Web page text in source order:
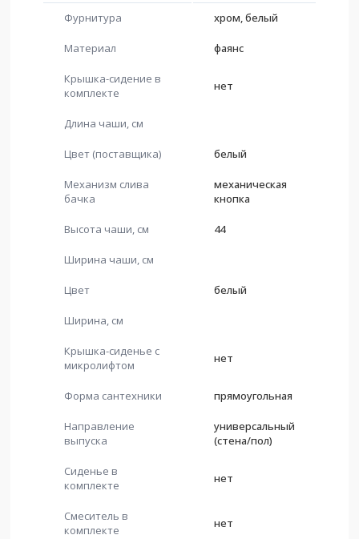
Фурнитура хром, белый
Материал фаянс
Крышка-сидение в
комплекте
нет
Длина чаши, см
Цвет (поставщика) белый
Механизм слива
бачка
механическая
кнопка
Высота чаши, см 44
Ширина чаши, см
Цвет белый
Ширина, см
Крышка-сиденье с
микролифтом
нет
Форма сантехники прямоугольная
Направление
выпуска
универсальный
(стена/пол)
Сиденье в
комплекте
нет
Смеситель в
комплекте
нет